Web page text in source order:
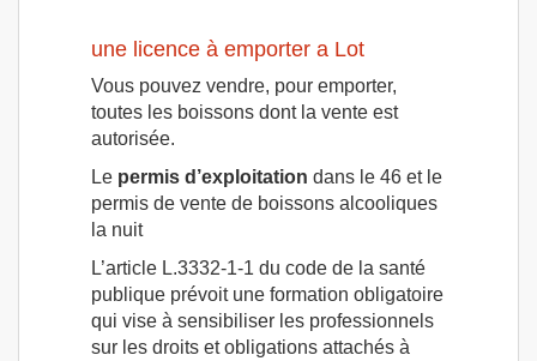
une licence à emporter a Lot
Vous pouvez vendre, pour emporter,
toutes les boissons dont la vente est
autorisée.
Le permis d’exploitation dans le 46 et le
permis de vente de boissons alcooliques
la nuit
L’article L.3332-1-1 du code de la santé
publique prévoit une formation obligatoire
qui vise à sensibiliser les professionnels
sur les droits et obligations attachés à